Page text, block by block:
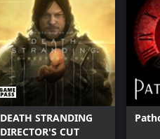
DEATH STRANDING
DIRECTOR'S CUT